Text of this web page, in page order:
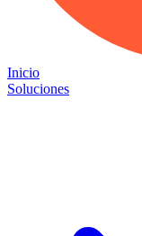
Inicio
Soluciones